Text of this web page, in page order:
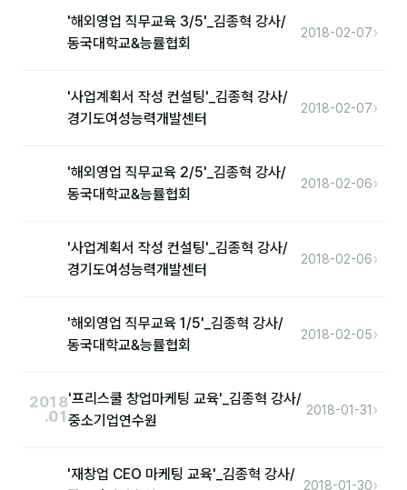
담당자·교육생 피드백
온라인강의 수강 후기
전체 도구
제안·영업
'해외영업 직무교육 3/5'_김종혁 강사/
동국대학교&능률협회
2018-02-07›
'사업계획서 작성 컨설팅'_김종혁 강사/
경기도여성능력개발센터
2018-02-07›
'해외영업 직무교육 2/5'_김종혁 강사/
동국대학교&능률협회
2018-02-06›
'사업계획서 작성 컨설팅'_김종혁 강사/
경기도여성능력개발센터
2018-02-06›
'해외영업 직무교육 1/5'_김종혁 강사/
동국대학교&능률협회
2018-02-05›
2018
.01
'프리스쿨 창업마케팅 교육'_김종혁 강사/
중소기업연수원
2018-01-31 ›
'재창업 CEO 마케팅 교육'_김종혁 강사/
2018-01-30›